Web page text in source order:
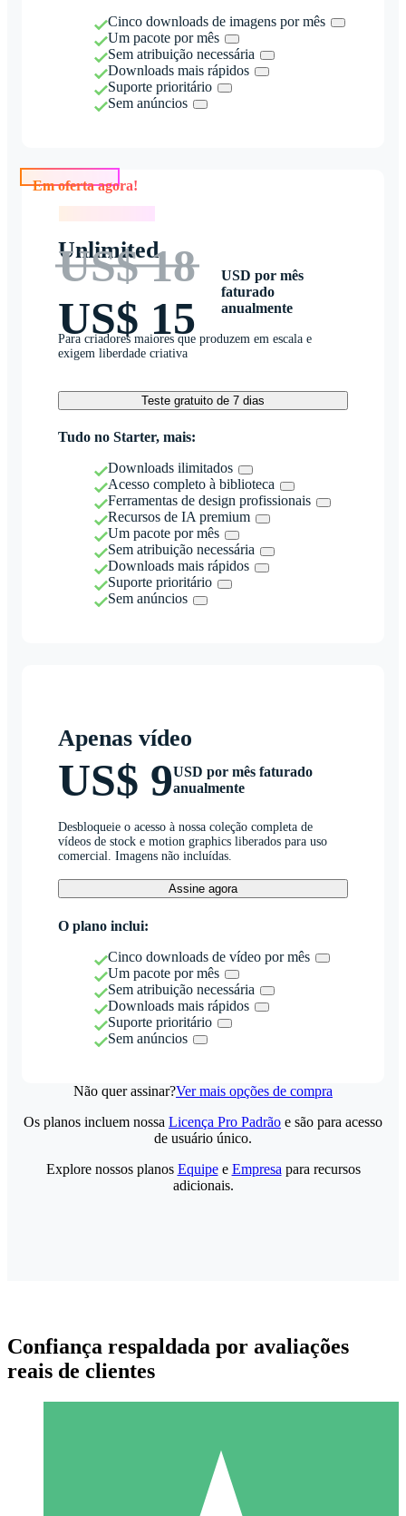
Cinco downloads de imagens por mês
Um pacote por mês
Sem atribuição necessária
Downloads mais rápidos
Suporte prioritário
Sem anúncios
Unlimited
US$ 18
US$ 15
USD por mês
faturado
anualmente
Para criadores maiores que produzem em escala e
exigem liberdade criativa
Teste gratuito de 7 dias
Tudo no Starter, mais:
Downloads ilimitados
Acesso completo à biblioteca
Ferramentas de design profissionais
Recursos de IA premium
Um pacote por mês
Sem atribuição necessária
Downloads mais rápidos
Suporte prioritário
Sem anúncios
Apenas vídeo
US$ 9USD por mês faturado
anualmente
Desbloqueie o acesso à nossa coleção completa de
vídeos de stock e motion graphics liberados para uso
comercial. Imagens não incluídas.
Assine agora
O plano inclui:
Cinco downloads de vídeo por mês
Um pacote por mês
Sem atribuição necessária
Downloads mais rápidos
Suporte prioritário
Sem anúncios
Não quer assinar?Ver mais opções de compra
Pacotes de Créditos Individuais
Os planos incluem nossa Licença Pro Padrão e são para acesso
de usuário único.
Explore nossos planos Equipee Empresa para recursos
adicionais.
Confiança respaldada por avaliações
reais de clientes